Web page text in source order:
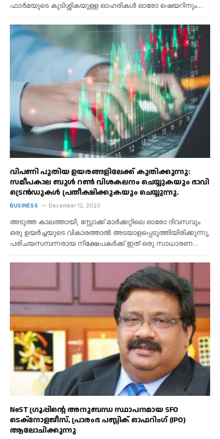
ഫാർമയുടെ കുടിശ്ശികയുള്ള ഓഹരികൾ ഓരോ ഷെയറിനും…
വിപണി പുതിയ ഉയരങ്ങളിലേക്ക് കുതിക്കുന്നു:
സമീപകാല ബുൾ റൺ വിശകലനം ചെയ്യുകയും ഭാവി
ട്രെൻഡുകൾ പ്രതീക്ഷിക്കുകയും ചെയ്യുന്നു.
BUSINESS December 12, 2023
അടുത്ത കാലത്തായി, സ്റ്റോക്ക് മാർക്കറ്റിലെ ഓരോ ദിവസവും
ഒരു ഉയർച്ചയുടെ വികാരത്താൽ അടയാളപ്പെടുത്തിയിരിക്കുന്നു,
പരിചയസമ്പന്നരായ നിക്ഷേപകർക്ക് ഇത് ഒരു സാധാരണ…
NeST ഗ്രൂപ്പിന്റെ അനുബന്ധ സ്ഥാപനമായ SFO
ടെക്നോളജീസ്, പ്രാരംഭ പബ്ലിക് ഓഫറിംഗ് (IPO)
ആലോചിക്കുന്നു